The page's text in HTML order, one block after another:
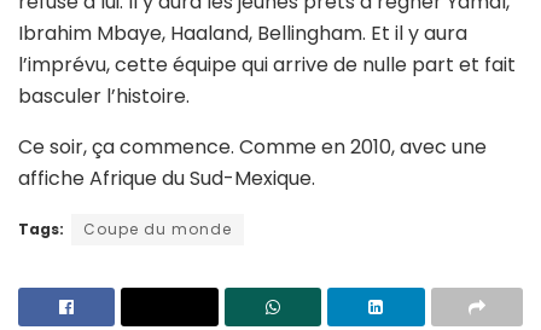
Ibrahim Mbaye, Haaland, Bellingham. Et il y aura
l’imprévu, cette équipe qui arrive de nulle part et fait
basculer l’histoire.
Ce soir, ça commence. Comme en 2010, avec une
affiche Afrique du Sud-Mexique.
Tags: Coupe du monde